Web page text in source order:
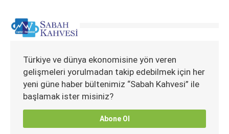
Türkiye ve dünya ekonomisine yön veren
gelişmeleri yorulmadan takip edebilmek için her
yeni güne haber bültenimiz “Sabah Kahvesi” ile
başlamak ister misiniz?
Abone Ol